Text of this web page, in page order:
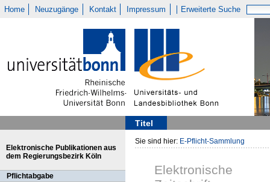
Home Neuzugänge Kontakt Impressum Erweiterte Suche
Titel
Elektronische Publikationen aus
dem Regierungsbezirk Köln
Pflichtabgabe
Sie sind hier: E-Pflicht-Sammlung
Elektronische